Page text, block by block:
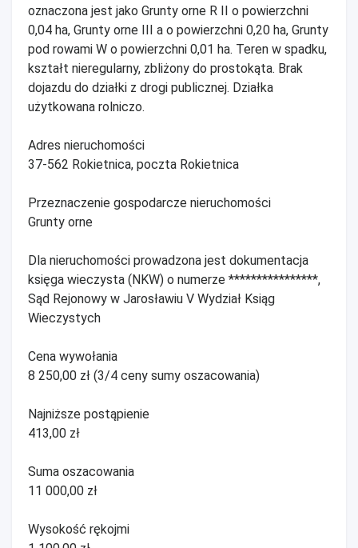
oznaczona jest jako Grunty orne R II o powierzchni
0,04 ha, Grunty orne III a o powierzchni 0,20 ha, Grunty
pod rowami W o powierzchni 0,01 ha. Teren w spadku,
kształt nieregularny, zbliżony do prostokąta. Brak
dojazdu do działki z drogi publicznej. Działka
użytkowana rolniczo.
Adres nieruchomości
37-562 Rokietnica, poczta Rokietnica
Przeznaczenie gospodarcze nieruchomości
Grunty orne
Dla nieruchomości prowadzona jest dokumentacja
księga wieczysta (NKW) o numerze ****************,
Sąd Rejonowy w Jarosławiu V Wydział Ksiąg
Wieczystych
Cena wywołania
8 250,00 zł (3/4 ceny sumy oszacowania)
Najniższe postąpienie
413,00 zł
Suma oszacowania
11 000,00 zł
Wysokość rękojmi